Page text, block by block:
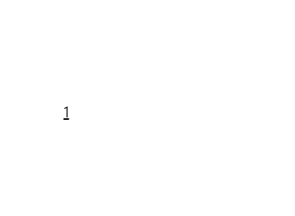
1